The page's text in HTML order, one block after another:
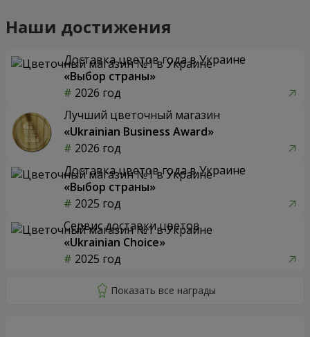
Наши достижения
Доставка цветов года в Украине
«Выбор страны»
2026 год
Лучший цветочный магазин
«Ukrainian Business Award»
2026 год
Доставка цветов года в Украине
«Выбор страны»
2025 год
Сервис доставки цветов
«Ukrainian Choice»
2025 год